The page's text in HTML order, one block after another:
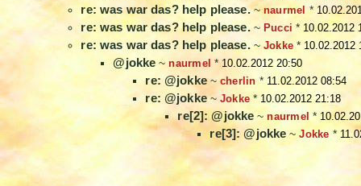
re: was war das? help please.~ naurmel *
re: was war das? help please.~ Pucci * 10.02.2012
re: was war das? help please.~ Jokke* 10.02.2012
@jokke ~naurmel * 10.02.2012 20:50
re: @jokke~ cherlin * 11.02.2012 08:54
re: @jokke~ Jokke * 10.02.2012 21:18
re[2]: @jokke ~naurmel *
re[3]: @jokke ~Jokke *